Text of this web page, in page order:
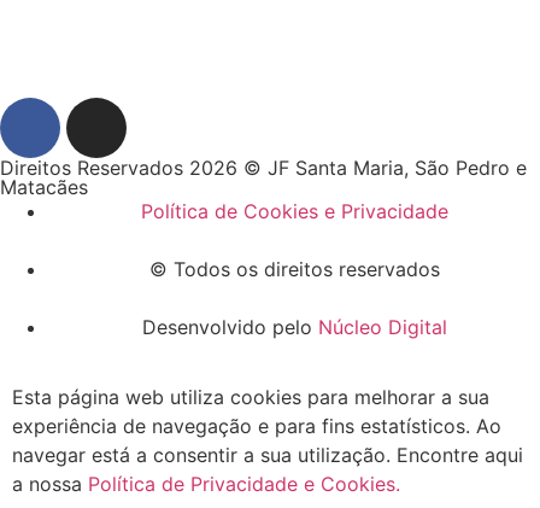
Direitos Reservados 2026 © JF Santa Maria, São Pedro e
Matacães
Política de Cookies e Privacidade
© Todos os direitos reservados
Desenvolvido pelo Núcleo Digital
Esta página web utiliza cookies para melhorar a sua
experiência de navegação e para fins estatísticos. Ao
navegar está a consentir a sua utilização. Encontre aqui
a nossa Política de Privacidade e Cookies.